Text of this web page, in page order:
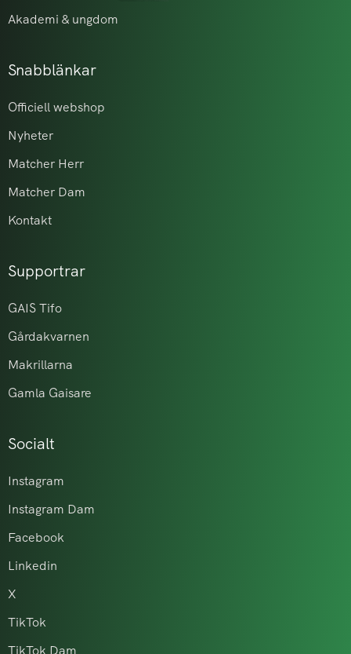
Akademi & ungdom
Snabblänkar
Officiell webshop
Nyheter
Matcher Herr
Matcher Dam
Kontakt
Supportrar
GAIS Tifo
Gårdakvarnen
Makrillarna
Gamla Gaisare
Socialt
Instagram
Instagram Dam
Facebook
Linkedin
X
TikTok
TikTok Dam